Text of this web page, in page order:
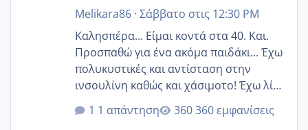
Melikara86· Σάββατο στις 12:30 PM
Καλησπέρα... Είμαι κοντά στα 40. Και.
Προσπαθώ για ένα ακόμα παιδάκι... Έχω
πολυκυστικές και αντίσταση στην
ινσουλίνη καθώς και χάσιμοτο! Έχω λίγα
κιλά παραπάνω και όσο κ αν προσπαθώ
δεν χάνω εύκολα! Προσπαθώ για ακόμη
1 απάντηση 360 εμφανίσεις